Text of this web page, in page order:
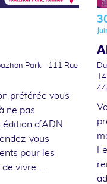
Park - 111 Rue
préférée vous
ne pas
d’ADN
vous
pour les
vivre …